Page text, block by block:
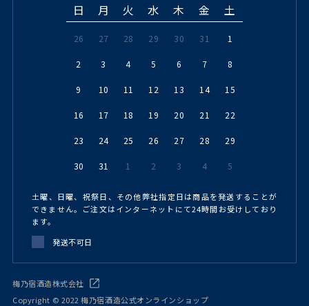
日 月 火 水 木 金 土
26 27 28 29 30 31 1
2 3 4 5 6 7 8
9 10 11 12 13 14 15
16 17 18 19 20 21 22
23 24 25 26 27 28 29
30 31 1 2 3 4 5
土曜、日曜、祝祭日、その他弊社指定日は商品を発送することが
できません。ご注文はインターネットにて24時間お受けしており
ます。
発送不可日
梅乃宿酒造株式会社
Copyright © 2022 梅乃宿酒造公式オンラインショップ